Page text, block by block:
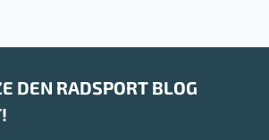
DEN RADSPORT BLOG